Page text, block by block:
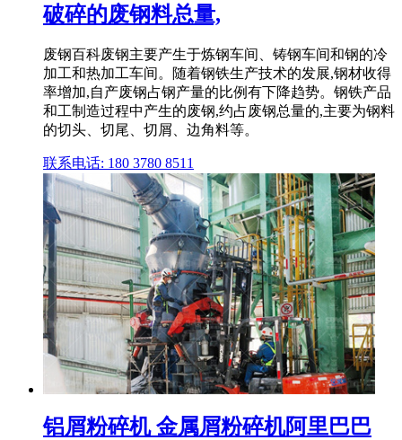
破碎的废钢料总量,
废钢百科废钢主要产生于炼钢车间、铸钢车间和钢的冷
加工和热加工车间。随着钢铁生产技术的发展,钢材收得
率增加,自产废钢占钢产量的比例有下降趋势。钢铁产品
和工制造过程中产生的废钢,约占废钢总量的,主要为钢料
的切头、切尾、切屑、边角料等。
联系电话: 180 3780 8511
铝屑粉碎机 金属屑粉碎机阿里巴巴